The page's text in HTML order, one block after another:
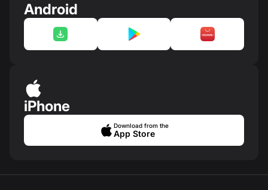
Android
iPhone
Download from the
App Store